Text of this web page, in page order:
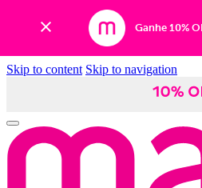
Ganhe 10%
Skip to content Skip to navigation